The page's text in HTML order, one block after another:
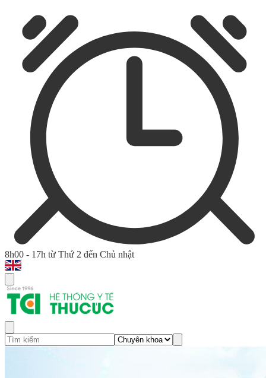
8h00 - 17h từ Thứ 2 đến Chủ nhật